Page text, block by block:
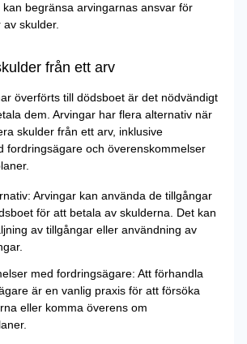
kan begränsa arvingarnas ansvar för
skulder.
från ett arv
överförts till dödsboet är det nödvändigt
dem. Arvingar har flera alternativ när
skulder från ett arv, inklusive
fordringsägare och överenskommelser
Arvingar kan använda de tillgångar
för att betala av skulderna. Det kan
av tillgångar eller användning av
med fordringsägare: Att förhandla
är en vanlig praxis för att försöka
eller komma överens om